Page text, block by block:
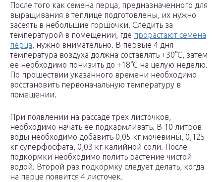
После того как семена перца, предназначенного для
выращивания в теплице подготовлены, их нужно
засеять в небольшие горшочки. Следить за
температурой в помещении, где прорастают семена
перца, нужно внимательно. В первые 4 дня
температура воздуха должна составлять +30°С, затем
ее необходимо понизить до +18°С на целую неделю.
По прошествии указанного времени необходимо
восстановить первоначальную температуру в
помещении.
При появлении на рассаде трех листочков,
необходимо начать ее подкармливать. В 10 литров
воды необходимо добавить 0,05 кг мочевины, 0,125
кг суперфосфата, 0,03 кг калийной соли. После
подкормки необходимо полить растение чистой
водой. Второй раз подкормку следует делать, когда
на перце появится 4 листочек.